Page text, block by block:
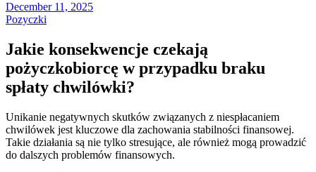
December 11, 2025
Pozyczki
Jakie konsekwencje czekają
pożyczkobiorcę w przypadku braku
spłaty chwilówki?
Unikanie negatywnych skutków związanych z niespłacaniem
chwilówek jest kluczowe dla zachowania stabilności finansowej.
Takie działania są nie tylko stresujące, ale również mogą prowadzić
do dalszych problemów finansowych.